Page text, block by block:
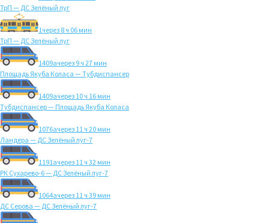
ТрП — ДС Зелёный луг
1через 8 ч 06 мин
ТрП — ДС Зелёный луг
1409ачерез 9 ч 27 мин
Площадь Якуба Коласа — Тубдиспансер
1409ачерез 10 ч 16 мин
Тубдиспансер — Площадь Якуба Коласа
1076ачерез 11 ч 20 мин
Ландера — ДС Зелёный луг-7
1191ачерез 11 ч 32 мин
РК Сухарево-6 — ДС Зелёный луг-7
1064ачерез 11 ч 39 мин
ДС Серова — ДС Зелёный луг-7